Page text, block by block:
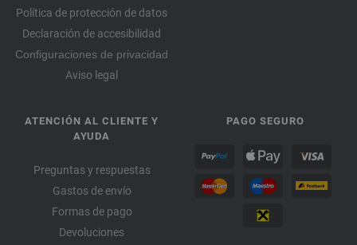
Política de protección de datos
Declaración de accesibilidad
Configuraciones de privacidad
Aviso legal
ATENCIÓN AL CLIENTE Y
AYUDA
Preguntas y respuestas
Gastos de envío
Formas de pago
Devoluciones
PAGO SEGURO